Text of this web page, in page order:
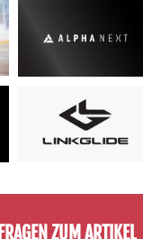
FRAGEN ZUM ARTIKEL